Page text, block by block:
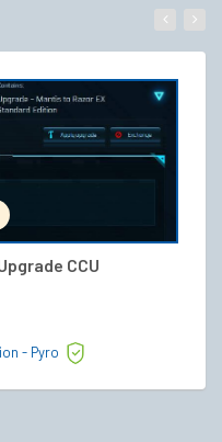
CCU
IN DEN WARENKORB
- Pyro